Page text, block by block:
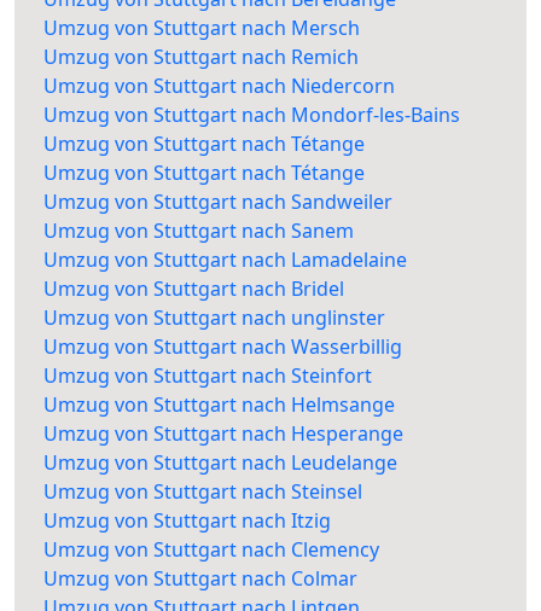
Umzug von Stuttgart nach Mersch
Umzug von Stuttgart nach Remich
Umzug von Stuttgart nach Niedercorn
Umzug von Stuttgart nach Mondorf-les-Bains
Umzug von Stuttgart nach Tétange
Umzug von Stuttgart nach Tétange
Umzug von Stuttgart nach Sandweiler
Umzug von Stuttgart nach Sanem
Umzug von Stuttgart nach Lamadelaine
Umzug von Stuttgart nach Bridel
Umzug von Stuttgart nach unglinster
Umzug von Stuttgart nach Wasserbillig
Umzug von Stuttgart nach Steinfort
Umzug von Stuttgart nach Helmsange
Umzug von Stuttgart nach Hesperange
Umzug von Stuttgart nach Leudelange
Umzug von Stuttgart nach Steinsel
Umzug von Stuttgart nach Itzig
Umzug von Stuttgart nach Clemency
Umzug von Stuttgart nach Colmar